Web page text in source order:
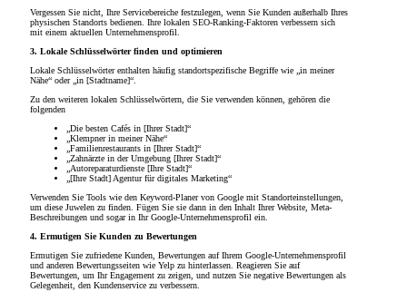
Vergessen Sie nicht, Ihre Servicebereiche festzulegen, wenn Sie Kunden außerhalb Ihres
physischen Standorts bedienen. Ihre lokalen SEO-Ranking-Faktoren verbessern sich
mit einem aktuellen Unternehmensprofil.
3. Lokale Schlüsselwörter finden und optimieren
Lokale Schlüsselwörter enthalten häufig standortspezifische Begriffe wie „in meiner
Nähe“ oder „in [Stadtname]“.
Zu den weiteren lokalen Schlüsselwörtern, die Sie verwenden können, gehören die
folgenden
„Die besten Cafés in [Ihrer Stadt]“
„Klempner in meiner Nähe“
„Familienrestaurants in [Ihrer Stadt]“
„Zahnärzte in der Umgebung [Ihrer Stadt]“
„Autoreparaturdienste [Ihre Stadt]“
„[Ihre Stadt] Agentur für digitales Marketing“
Verwenden Sie Tools wie den Keyword-Planer von Google mit Standorteinstellungen,
um diese Juwelen zu finden. Fügen Sie sie dann in den Inhalt Ihrer Website, Meta-
Beschreibungen und sogar in Ihr Google-Unternehmensprofil ein.
4. Ermutigen Sie Kunden zu Bewertungen
Ermutigen Sie zufriedene Kunden, Bewertungen auf Ihrem Google-Unternehmensprofil
und anderen Bewertungsseiten wie Yelp zu hinterlassen. Reagieren Sie auf
Bewertungen, um Ihr Engagement zu zeigen, und nutzen Sie negative Bewertungen als
Gelegenheit, den Kundenservice zu verbessern.